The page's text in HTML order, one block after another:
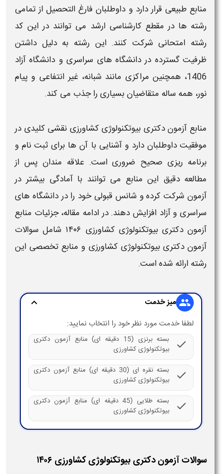
منابع طبیعی قرار دارد و داوطلبان فارغ‌ التحصیل از تمامی
رشته‌ ها در مقطع کارشناسی ارشد می‌ توانند در این کد
رشته امتحانی شرکت کنند. این رشته به دلیل داشتن
ظرفیت گسترده دردانشگاه‌ های سراسری و دانشگاه آزاد
1406، همچنین مراکزی مانند شبانه، غیر انتفاعی و پیام
نور، همه‌ ساله متقاضیان بسیاری را جذب می‌ کند.
منابع آزمون دکتری بیوتکنولوژی کشاورزی نقشی کلیدی در
موفقیت داوطلبان دارد و آشنایی با آن‌ ها برای ثبت‌ نام و
برنامه‌ ریزی صحیح ضروری است. علاقه‌ مندان پس از
مطالعه دقیق این منابع می‌ توانند با آمادگی بیشتر در
آزمون شرکت کرده و شانس قبولی خود را دردانشگاه‌ های
سراسری و آزاد افزایش دهند. در ادامه مقاله، جزئیات منابع
آزمون دکتریبیوتکنولوژی کشاورزی ۱۴۰۶ شامل سوالات
آزمون دکتری بیوتکنولوژی کشاورزی و منابع تخصصی این
رشته ارائه شده است.
group میز خدمت expand_more
لطفا خدمت مورد نظر خود را انتخاب نمایید:
check
بسته برنزی (15 دقیقه ای) منابع آزمون دکتری
بیوتکنولوژی کشاورزی
check
بسته نقره ای (30 دقیقه ای) منابع آزمون دکتری
بیوتکنولوژی کشاورزی
check
بسته طلایی (45 دقیقه ای) منابع آزمون دکتری
بیوتکنولوژی کشاورزی
سوالات آزمون دکتری بیوتکنولوژی کشاورزی ۱۴۰۶